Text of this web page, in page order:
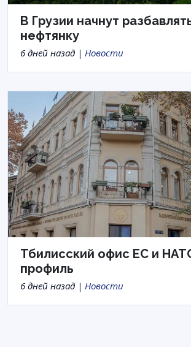
В Грузии начнут
нефтянку
6 дней назад | Новости
Тбилисский офис ЕС и
профиль
6 дней назад | Новости